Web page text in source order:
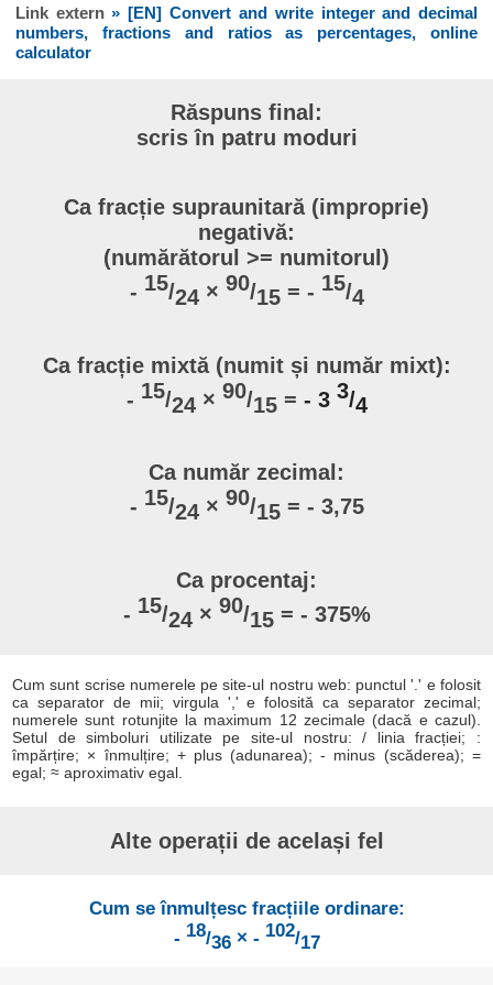
Link extern» [EN] Convert and write integer and decimal
numbers, fractions and ratios as percentages, online
calculator
Răspuns final:
scris în patru moduri
Ca fracție supraunitară (improprie)
negativă:
(numărătorul >= numitorul)
- 15/24 × 90/15 = - 15/4
Ca fracție mixtă (numit și număr mixt):
- 15/24 × 90/15 = - 3 3/4
Ca număr zecimal:
- 15/24 × 90/15= - 3,75
Ca procentaj:
- 15/24 × 90/15= - 375%
Cum sunt scrise numerele pe site-ul nostru web: punctul '.' e folosit
ca separator de mii; virgula ',' e folosită ca separator zecimal;
numerele sunt rotunjite la maximum 12 zecimale (dacă e cazul).
Setul de simboluri utilizate pe site-ul nostru: / linia fracției; :
împărțire; × înmulțire; + plus (adunarea); - minus (scăderea); =
egal; ≈ aproximativ egal.
Alte operații de același fel
Cum se înmulțesc fracțiile ordinare:
- 18/36× - 102/17